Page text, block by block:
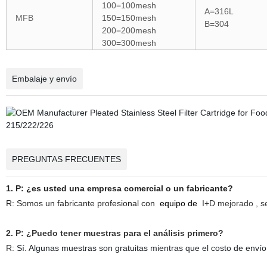
MFB
100=100mesh
150=150mesh
200=200mesh
300=300mesh
A=316L
B=304
Embalaje y envío
PREGUNTAS FRECUENTES
1. P: ¿es usted una empresa comercial o un fabricante?
R: Somos un fabricante profesional con equipo de I+D mejorado ,
2. P: ¿Puedo tener muestras para el análisis primero?
R: Sí. Algunas muestras son gratuitas mientras que el costo de